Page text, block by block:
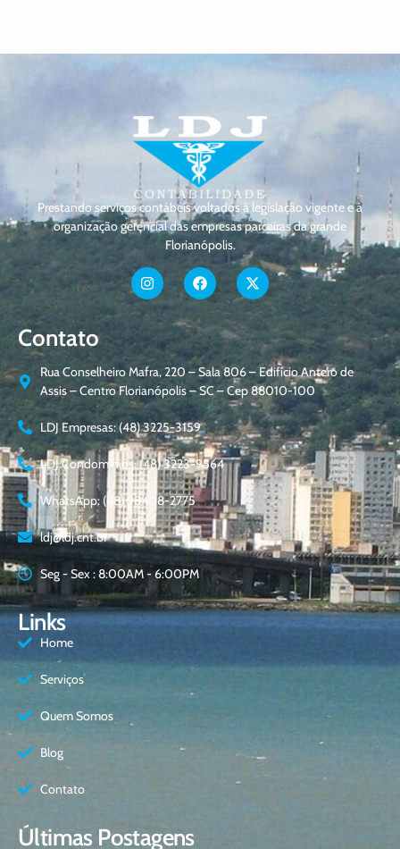
Prestando serviços contábeis voltados à legislação vigente e à
organização gerencial das empresas parceiras da grande
Florianópolis.
Contato
Rua Conselheiro Mafra, 220 – Sala 806 – Edifício Antero de
Assis – Centro Florianópolis – SC – Cep 88010-100
LDJ Empresas: (48) 3225-3159
LDJ Condomínios: (48) 3223-9564
WhatsApp: (48) 98408-2775
ldj@ldj.cnt.br
Seg - Sex : 8:00AM - 6:00PM
Links
Home
Serviços
Quem Somos
Blog
Contato
Últimas Postagens